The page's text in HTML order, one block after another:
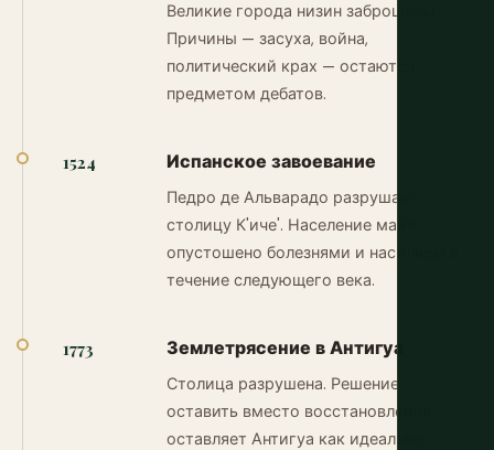
Великие города низин заброшены.
Причины — засуха, война,
политический крах — остаются
предметом дебатов.
1524 Испанское завоевание
Педро де Альварадо разрушает
столицу К'иче'. Население майя
опустошено болезнями и насилием в
течение следующего века.
1773 Землетрясение в Антигуа
Столица разрушена. Решение
оставить вместо восстановления
оставляет Антигуа как идеально